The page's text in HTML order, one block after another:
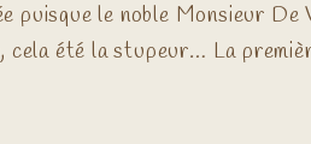
le noble Monsieur
été la stupeur… La